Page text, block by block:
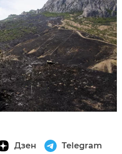
Дзен Telegram